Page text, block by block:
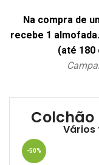
Na compra de
recebe 1
(até 180
Colchão
Vários
-50%